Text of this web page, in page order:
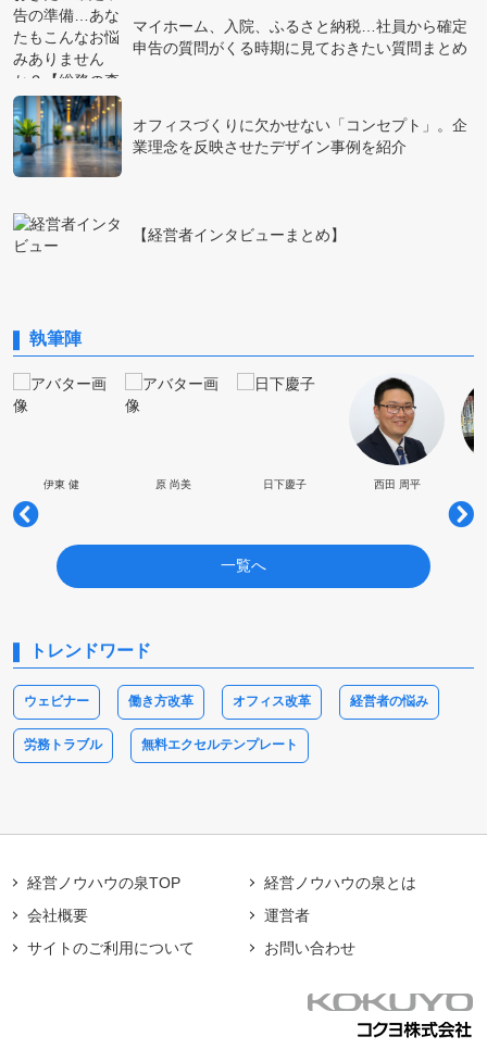
マイホーム、入院、ふるさと納税…社員から確定
申告の質問がくる時期に見ておきたい質問まとめ
オフィスづくりに欠かせない「コンセプト」。企
業理念を反映させたデザイン事例を紹介
【経営者インタビューまとめ】
執筆陣
伊東 健 原 尚美 日下慶子 西田 周平
一覧へ
トレンドワード
ウェビナー 働き方改革 オフィス改革 経営者の悩み
労務トラブル 無料エクセルテンプレート
経営ノウハウの泉TOP
経営ノウハウの泉とは
会社概要
運営者
サイトのご利用について
お問い合わせ